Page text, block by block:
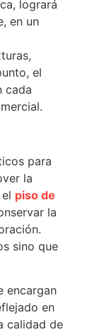
logrará
en un
el
cada
para
la
piso de
la
sino que
encargan
en
calidad de